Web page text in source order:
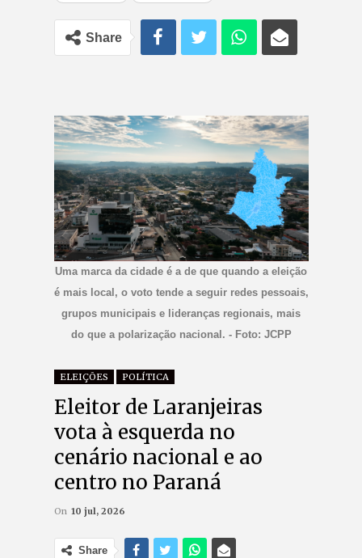
Share
Uma marca da cidade é a de que quando a eleição
é mais local, o voto tende a seguir redes pessoais,
grupos municipais e lideranças regionais, mais
do que a polarização nacional. - Foto: JCPP
ELEIÇÕES POLÍTICA
Eleitor de Laranjeiras
vota à esquerda no
cenário nacional e ao
centro no Paraná
On 10 jul, 2026
Share